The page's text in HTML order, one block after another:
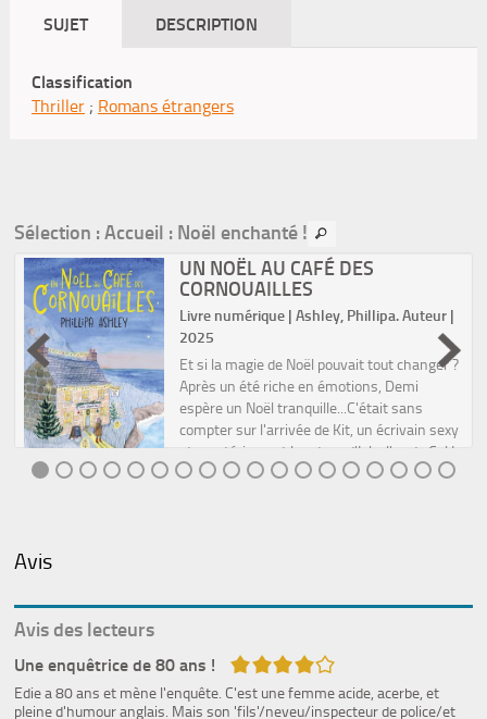
SUJET DESCRIPTION
Classification
Thriller ; Romans étrangers
Sélection : Accueil : Noël enchanté !
UN NOËL AU CAFÉ DES
CORNOUAILLES
Livre numérique | Ashley, Phillipa. Auteur |
2025
Et si la magie de Noël pouvait tout changer ?
Après un été riche en émotions, Demi
espère un Noël tranquille...C'était sans
compter sur l'arrivée de Kit, un écrivain sexy
et mystérieux, et le retour d'Isla, l'ex de Cal !
...
Avis
Avis des lecteurs
Une enquêtrice de 80 ans ! 4/5
Edie a 80 ans et mène l'enquête. C'est une femme acide, acerbe, et
pleine d'humour anglais. Mais son 'fils'/neveu/inspecteur de police/et